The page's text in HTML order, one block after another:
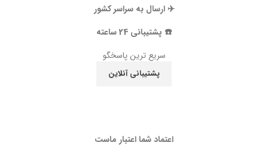
✈️ ارسال به سراسر کشور
☎️ پشتیبانی 24 ساعته
سریع ترین پاسخگو
پشتیبانی آنلاین
اعتماد شما اعتبار ماست